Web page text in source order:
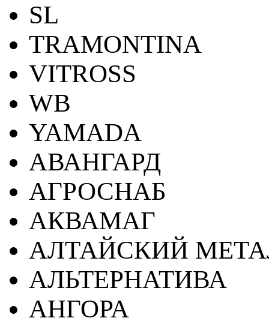
SL
TRAMONTINA
VITROSS
WB
YAMADA
АВАНГАРД
АГРОСНАБ
АКВАМАГ
АЛТАЙСКИЙ
АЛЬТЕРНАТИВА
АНГОРА